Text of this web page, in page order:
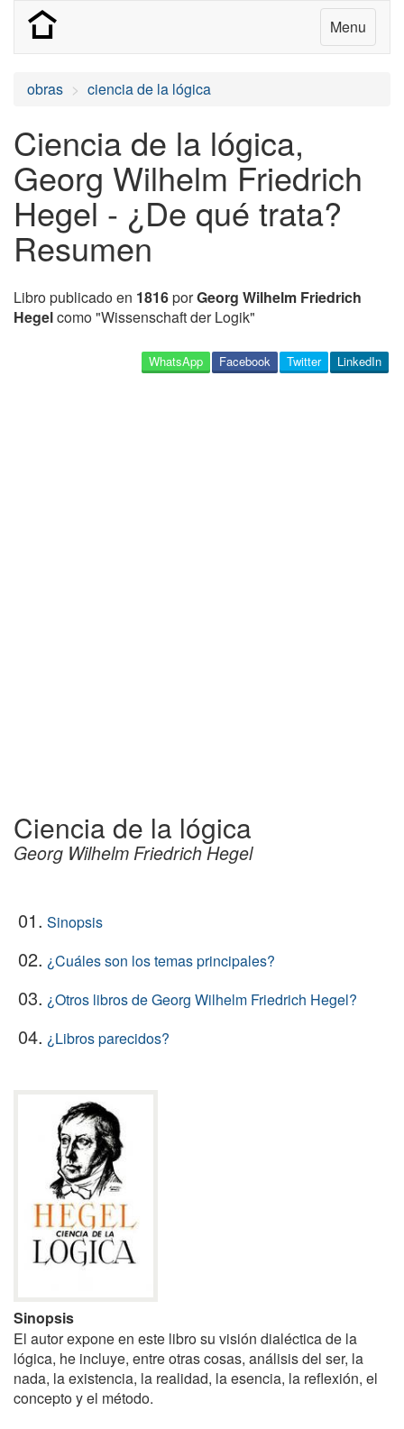
Menu
obras ciencia de la lógica
Ciencia de la lógica,
Georg Wilhelm Friedrich
Hegel - ¿De qué trata?
Resumen
Libro publicado en 1816porGeorg Wilhelm Friedrich
Hegelcomo "Wissenschaft der Logik"
LinkedIn
Twitter
Facebook
WhatsApp
Ciencia de la lógica
Georg Wilhelm Friedrich Hegel
01. Sinopsis
02. ¿Cuáles son los temas principales?
03. ¿Otros libros de Georg Wilhelm Friedrich Hegel?
04. ¿Libros parecidos?
Sinopsis
El autor expone en este libro su visión dialéctica de la
lógica, he incluye, entre otras cosas, análisis del ser, la
nada, la existencia, la realidad, la esencia, la reflexión, el
concepto y el método.